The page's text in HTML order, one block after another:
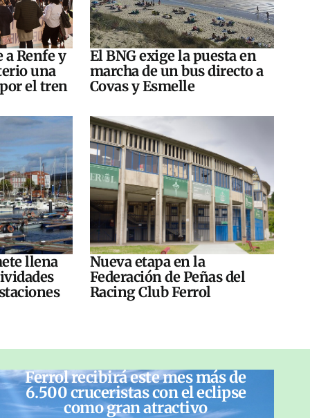
Renfe y
una
el tren
El BNG exige la puesta en
marcha de un bus directo a
Covas y Esmelle
llena
Nueva etapa en la
Federación de Peñas del
Racing Club Ferrol
Ferrol recibirá este mes más de
6.500 cruceristas con el eclipse
como gran atractivo